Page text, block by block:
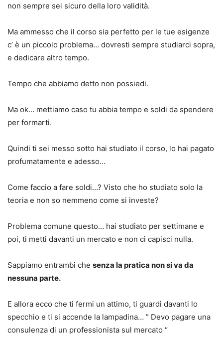
non sempre sei sicuro della loro validità.
Ma ammesso che il corso sia perfetto per le tue esigenze
c’ è un piccolo problema… dovresti sempre studiarci sopra,
e dedicare altro tempo.
Tempo che abbiamo detto non possiedi.
Ma ok… mettiamo caso tu abbia tempo e soldi da spendere
per formarti.
Quindi ti sei messo sotto hai studiato il corso, lo hai pagato
profumatamente e adesso…
Come faccio a fare soldi…? Visto che ho studiato solo la
teoria e non so nemmeno come si investe?
Problema comune questo… hai studiato per settimane e
poi, ti metti davanti un mercato e non ci capisci nulla.
Sappiamo entrambi che senza la pratica non si va da
nessuna parte.
E allora ecco che ti fermi un attimo, ti guardi davanti lo
specchio e ti si accende la lampadina… ” Devo pagare una
consulenza di un professionista sul mercato “